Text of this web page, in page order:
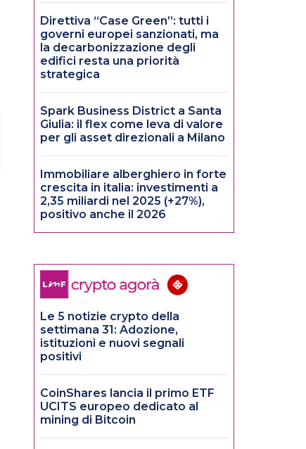
Direttiva “Case Green”: tutti i
governi europei sanzionati, ma
la decarbonizzazione degli
edifici resta una priorità
strategica
Spark Business District a Santa
Giulia: il flex come leva di valore
per gli asset direzionali a Milano
Immobiliare alberghiero in forte
crescita in italia: investimenti a
2,35 miliardi nel 2025 (+27%),
positivo anche il 2026
Le 5 notizie crypto della
settimana 31: Adozione,
istituzioni e nuovi segnali
positivi
CoinShares lancia il primo ETF
UCITS europeo dedicato al
mining di Bitcoin